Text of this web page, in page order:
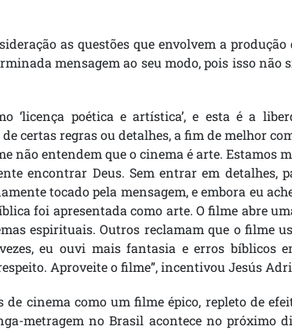
as questões que envolvem a
mensagem ao seu modo, pois isso não
‘licença poética e artística’, e esta é a
certas regras ou detalhes, a fim de melhor
não entendem que o cinema é arte. Estamos
encontrar Deus. Sem entrar em detalhes,
tocado pela mensagem, e embora eu
foi apresentada como arte. O filme abre
espirituais. Outros reclamam que o filme
eu ouvi mais fantasia e erros bíblicos
Aproveite o filme”, incentivou Jesús
de cinema como um filme épico, repleto de
metragem no Brasil acontece no próximo